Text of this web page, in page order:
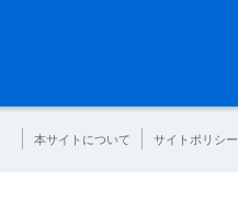
本サイトについて サイトポリシー